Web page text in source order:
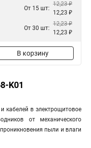
От 15 шт:
12,23 ₽
12,23 ₽
От 30 шт:
12,23 ₽
12,23 ₽
В корзину
K01
кабелей в электрощитовое
от механического
пыли и влаги